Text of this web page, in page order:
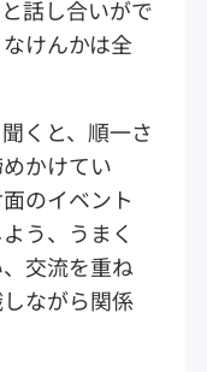
話し合いがで
けんかは全
くと、順一さ
かけてい
のイベント
う、うまく
交流を重ね
ながら関係